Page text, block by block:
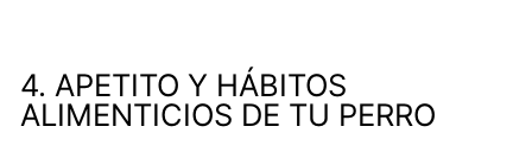
4. APETITO Y HÁBITOS
ALIMENTICIOS DE TU PERRO